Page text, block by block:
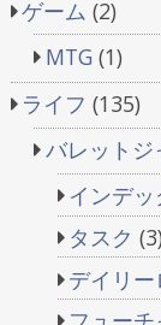
シ
ョ
ン
ゲーム (2)
MTG(1)
ライフ (135)
バレットジ
インデッ
タスク (3)
デイリ